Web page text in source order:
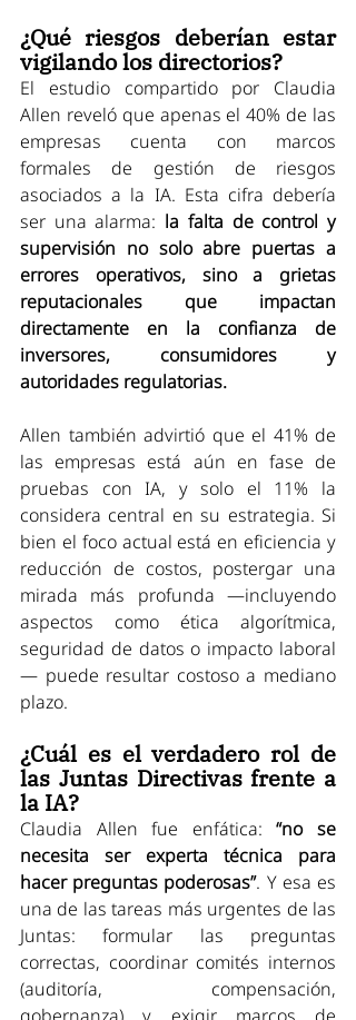
¿Qué riesgos deberían estar
vigilando los directorios?
El estudio compartido por Claudia
Allen reveló que apenas el 40% de las
empresas cuenta con marcos
formales de gestión de riesgos
asociados a la IA. Esta cifra debería
ser una alarma: la falta de control y
supervisión no solo abre puertas a
errores operativos, sino a grietas
reputacionales que impactan
directamente en la confianza de
inversores, consumidores y
autoridades regulatorias.
Allen también advirtió que el 41% de
las empresas está aún en fase de
pruebas con IA, y solo el 11% la
considera central en su estrategia. Si
bien el foco actual está en eficiencia y
reducción de costos, postergar una
mirada más profunda —incluyendo
aspectos como ética algorítmica,
seguridad de datos o impacto laboral
— puede resultar costoso a mediano
plazo.
¿Cuál es el verdadero rol de
las Juntas Directivas frente a
la IA?
Claudia Allen fue enfática: “no se
necesita ser experta técnica para
hacer preguntas poderosas”. Y esa es
una de las tareas más urgentes de las
Juntas: formular las preguntas
correctas, coordinar comités internos
(auditoría, compensación,